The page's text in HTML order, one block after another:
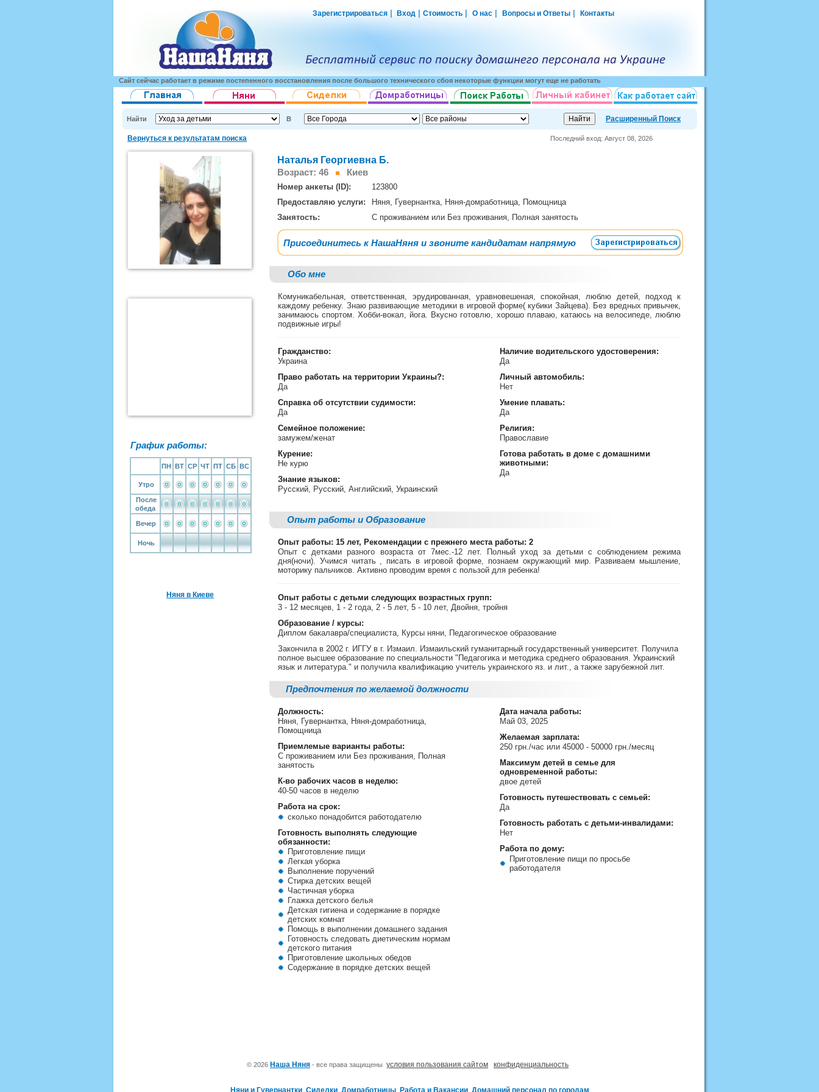
Зарегистрироваться Вход Стоимость О нас Вопросы и Ответы Контакты
Сайт сейчас работает в режиме постепенного восстановления после большого технического сбоя некоторые функции могут еще не работать
Найти В Расширенный Поиск
Вернуться к результатам поиска Последний вход: Август 08, 2026
График работы:
ПН ВТ СР ЧТ ПТ СБ ВС
Утро
После
обеда
Вечер
Ночь
Няня в Киеве
Наталья Георгиевна Б.
Возраст: 46
Киев
Номер анкеты (ID):
123800
Предоставляю услуги:
Няня, Гувернантка, Няня-домработница, Помощница
Занятость:
С проживанием или Без проживания, Полная занятость
Присоединитесь к НашаНяня и звоните кандидатам напрямую
Обо мне
Комуникабельная, ответственная, эрудированная, уравновешеная, спокойная, люблю детей, подход к
каждому ребенку. Знаю развивающие методики в игровой форме( кубики Зайцева). Без вредных привычек,
занимаюсь спортом. Хобби-вокал, йога. Вкусно готовлю, хорошо плаваю, катаюсь на велосипеде, люблю
подвижные игры!
Гражданство:
Украина
Право работать на территории Украины?:
Да
Справка об отсутствии судимости:
Да
Семейное положение:
замужем/женат
Курение:
Не курю
Знание языков:
Русский, Русский, Английский, Украинский
Наличие водительского удостоверения:
Да
Личный автомобиль:
Нет
Умение плавать:
Да
Религия:
Православие
Готова работать в доме с домашними
животными:
Да
Опыт работы и Образование
Опыт работы: 15 лет, Рекомендации с прежнего места работы: 2
Опыт с детками разного возраста от 7мес.-12 лет. Полный уход за детьми с соблюдением режима
дня(ночи). Учимся читать , писать в игровой форме, познаем окружающий мир. Развиваем мышление,
моторику пальчиков. Активно проводим время с пользой для ребенка!
Опыт работы с детьми следующих возрастных групп:
3 - 12 месяцев, 1 - 2 года, 2 - 5 лет, 5 - 10 лет, Двойня, тройня
Образование / курсы:
Диплом бакалавра/специалиста, Курсы няни, Педагогическое образование
Закончила в 2002 г. ИГГУ в г. Измаил. Измаильский гуманитарный государственный университет. Получила
полное высшее образование по специальности "Педагогика и методика среднего образования. Украинский
язык и литература." и получила квалификацию учитель украинского яз. и лит., а также зарубежной лит.
Предпочтения по желаемой должности
Должность:
Няня, Гувернантка, Няня-домработница,
Помощница
Приемлемые варианты работы:
С проживанием или Без проживания, Полная
занятость
К-во рабочих часов в неделю:
40-50 часов в неделю
Работа на срок:
сколько понадобится работодателю
Готовность выполнять следующие
обязанности:
Приготовление пищи
Легкая уборка
Выполнение поручений
Стирка детских вещей
Частичная уборка
Глажка детского белья
Детская гигиена и содержание в порядке
детских комнат
Помощь в выполнении домашнего задания
Готовность следовать диетическим нормам
детского питания
Приготовление школьных обедов
Содержание в порядке детских вещей
Дата начала работы:
Май 03, 2025
Желаемая зарплата:
250 грн./час или 45000 - 50000 грн./месяц
Максимум детей в семье для
одновременной работы:
двое детей
Готовность путешествовать с семьей:
Да
Готовность работать с детьми-инвалидами:
Нет
Работа по дому:
Приготовление пищи по просьбе
работодателя
© 2026 Наша Няня - все права защищены условия пользования сайтом конфиденциальность
Няни и Гувернантки Сиделки Домработницы Работа и Вакансии Домашний персонал по городам